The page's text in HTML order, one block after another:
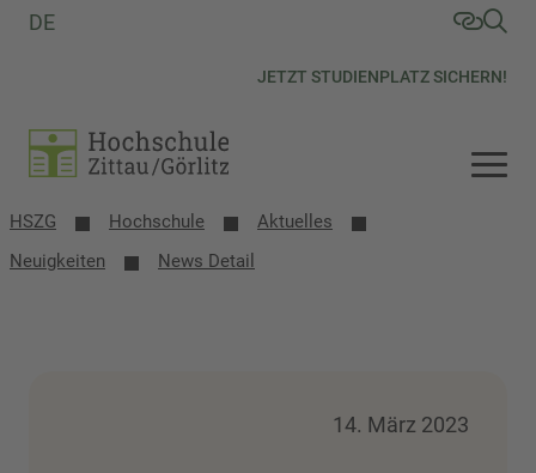
JETZT STUDIENPLATZ SICHERN!
DE
HSZG Hochschule
Aktuelles
Neuigkeiten
News Detail
14. März 2023